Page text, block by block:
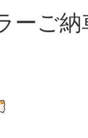
ーご